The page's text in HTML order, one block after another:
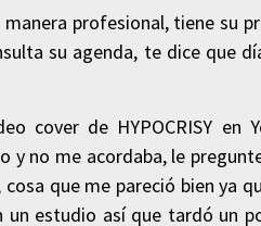
profesional, tiene su
su agenda, te dice que
cover de HYPOCRISY en
y no me acordaba, le
que me pareció bien ya
estudio así que tardó un